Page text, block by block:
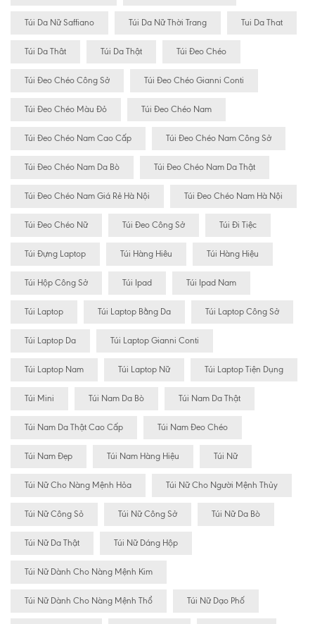
Túi Da Nữ Saffiano Túi Da Nữ Thời Trang Tui Da That
Túi Da Thât Túi Da Thật Túi Đeo Chéo
Túi Đeo Chéo Công Sở Túi Đeo Chéo Gianni Conti
Túi Đeo Chéo Màu Đỏ Túi Đeo Chéo Nam
Túi Đeo Chéo Nam Cao Cấp Túi Đeo Chéo Nam Công Sở
Túi Đeo Chéo Nam Da Bò Túi Đeo Chéo Nam Da Thật
Túi Đeo Chéo Nam Giá Rẻ Hà Nội Túi Đeo Chéo Nam Hà Nội
Túi Đeo Chéo Nữ Túi Đeo Công Sở Túi Đi Tiệc
Túi Đựng Laptop Túi Hàng Hiêu Túi Hàng Hiệu
Túi Hộp Công Sở Túi Ipad Túi Ipad Nam
Túi Laptop Túi Laptop Bằng Da Túi Laptop Công Sở
Túi Laptop Da Túi Laptop Gianni Conti
Túi Laptop Nam Túi Laptop Nữ Túi Laptop Tiện Dụng
Túi Mini Túi Nam Da Bò Túi Nam Da Thật
Túi Nam Da Thật Cao Cấp Túi Nam Đeo Chéo
Túi Nam Đẹp Túi Nam Hàng Hiệu Túi Nữ
Túi Nữ Cho Nàng Mệnh Hỏa Túi Nữ Cho Người Mệnh Thủy
Túi Nữ Công Sỏ Túi Nữ Công Sở Túi Nữ Da Bò
Túi Nữ Da Thật Túi Nữ Dáng Hộp
Túi Nữ Dành Cho Nàng Mệnh Kim
Túi Nữ Dành Cho Nàng Mệnh Thổ Túi Nữ Dạo Phố